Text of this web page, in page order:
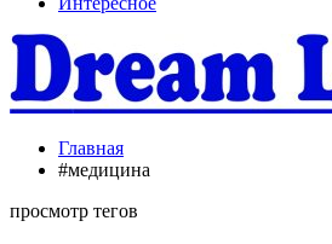
Главная
#медицина
просмотр тегов